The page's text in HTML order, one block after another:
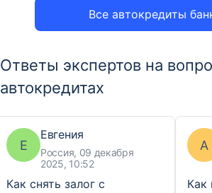
Все автокредиты
Ответы экспертов на
автокредитах
Е
Евгения
Россия, 09 декабря
2025, 10:52
Как снять залог с
А
Как